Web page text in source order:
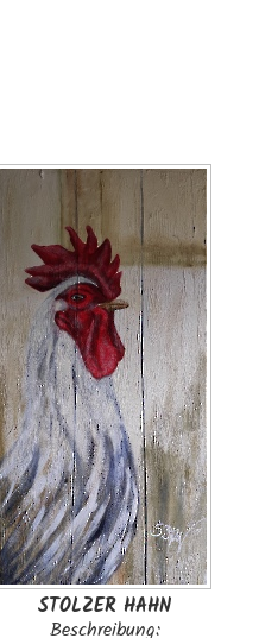
STOLZER HAHN
Beschreibung: